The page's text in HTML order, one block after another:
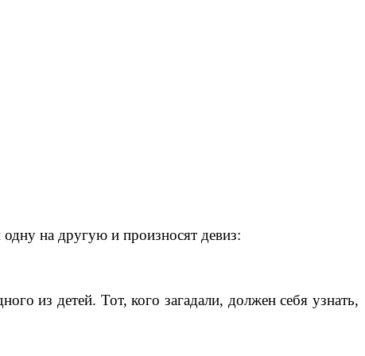
на другую и произносят девиз:
из детей. Тот, кого загадали, должен себя узнать,